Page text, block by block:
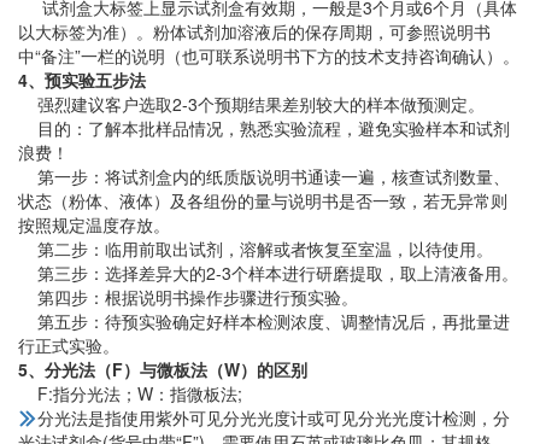
试剂盒大标签上显示试剂盒有效期，一般是3个月或6个月（具体
以大标签为准）。粉体试剂加溶液后的保存周期，可参照说明书
中“备注”一栏的说明（也可联系说明书下方的技术支持咨询确认）。
4、预实验五步法
强烈建议客户选取2-3个预期结果差别较大的样本做预测定。
目的：了解本批样品情况，熟悉实验流程，避免实验样本和试剂
浪费！
第一步：将试剂盒内的纸质版说明书通读一遍，核查试剂数量、
状态（粉体、液体）及各组份的量与说明书是否一致，若无异常则
按照规定温度存放。
第二步：临用前取出试剂，溶解或者恢复至室温，以待使用。
第三步：选择差异大的2-3个样本进行研磨提取，取上清液备用。
第四步：根据说明书操作步骤进行预实验。
第五步：待预实验确定好样本检测浓度、调整情况后，再批量进
行正式实验。
5、分光法（F）与微板法（W）的区别
F:指分光法；W：指微板法;
分光法是指使用紫外可见分光光度计或可见分光光度计检测，分